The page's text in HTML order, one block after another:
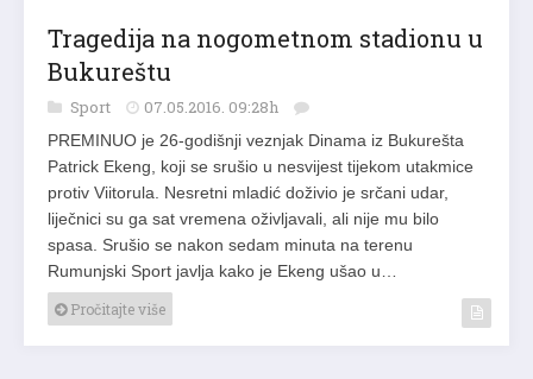
Tragedija na nogometnom stadionu u
Bukureštu
Sport 07.05.2016. 09:28h
PREMINUO je 26-godišnji veznjak Dinama iz Bukurešta
Patrick Ekeng, koji se srušio u nesvijest tijekom utakmice
protiv Viitorula. Nesretni mladić doživio je srčani udar,
liječnici su ga sat vremena oživljavali, ali nije mu bilo
spasa. Srušio se nakon sedam minuta na terenu
Rumunjski Sport javlja kako je Ekeng ušao u…
Pročitajte više